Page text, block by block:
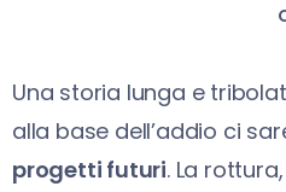
Una storia lunga e
alla base dell’addio ci
progetti futuri. La